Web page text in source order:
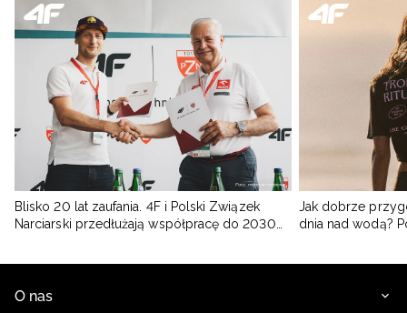
Blisko 20 lat zaufania. 4F i Polski Związek
Narciarski przedłużają współpracę do 2030
Jak dobrze
dnia nad wodą?
O nas